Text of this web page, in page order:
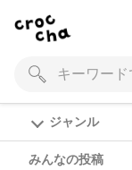
ジャンル
みんなの投稿